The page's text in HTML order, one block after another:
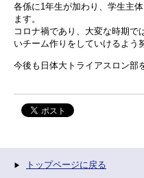
各係に1年生が加わり、学生主
ます。
コロナ禍であり、大変な時期で
いチーム作りをしていけるよう
今後も日体大トライアスロン部
トップページに戻る